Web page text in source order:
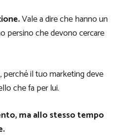
Vale a dire che hanno un
persino che devono cercare
perché il tuo marketing deve
che fa per lui.
ma allo stesso tempo